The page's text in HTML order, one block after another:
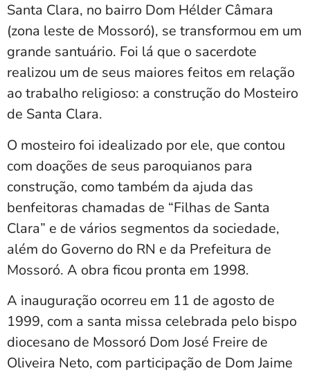
Santa Clara, no bairro Dom Hélder Câmara
(zona leste de Mossoró), se transformou em um
grande santuário. Foi lá que o sacerdote
realizou um de seus maiores feitos em relação
ao trabalho religioso: a construção do Mosteiro
de Santa Clara.
O mosteiro foi idealizado por ele, que contou
com doações de seus paroquianos para
construção, como também da ajuda das
benfeitoras chamadas de “Filhas de Santa
Clara” e de vários segmentos da sociedade,
além do Governo do RN e da Prefeitura de
Mossoró. A obra ficou pronta em 1998.
A inauguração ocorreu em 11 de agosto de
1999, com a santa missa celebrada pelo bispo
diocesano de Mossoró Dom José Freire de
Oliveira Neto, com participação de Dom Jaime